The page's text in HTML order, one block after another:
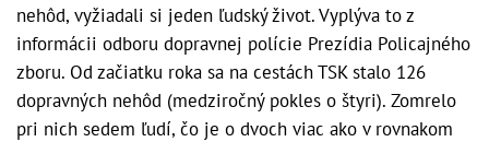
nehôd, vyžiadali si jeden ľudský život. Vyplýva to z
informácii odboru dopravnej polície Prezídia Policajného
zboru. Od začiatku roka sa na cestách TSK stalo 126
dopravných nehôd (medziročný pokles o štyri). Zomrelo
pri nich sedem ľudí, čo je o dvoch viac ako v rovnakom